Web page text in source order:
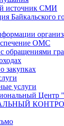
источник СМИ
Байкальского
ОМС
обращениями
закупках
услуги
Центр